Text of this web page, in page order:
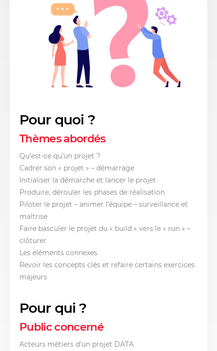
Pour quoi ?
Thèmes abordés
Qu’est-ce qu’un projet ?
Cadrer son « projet » – démarrage
Initialiser la démarche et lancer le projet
Produire, dérouler les phases de réalisation
Piloter le projet – animer l’équipe – surveillance et
maîtrise
Faire basculer le projet du « build » vers le « run » –
clôturer
Les éléments connexes
Revoir les concepts clés et refaire certains exercices
majeurs
Pour qui ?
Public concerné
Acteurs métiers d’un projet DATA